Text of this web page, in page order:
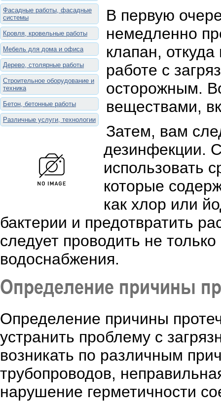
Фасадные работы, фасадные
системы
Кровля, кровельные работы
Мебель для дома и офиса
Дерево, столярные работы
Строительное оборудование и
техника
Бетон, бетонные работы
Различные услуги, технологии
В первую
немедленно
клапан,
работе с
осторожным.
веществами,
Затем, вам
дезинфекции.
использовать
которые
как хлор или
бактерии и предотвратить
следует проводить не
водоснабжения.
Определение причины
Определение причины
устранить проблему с
возникать по различным
трубопроводов,
нарушение герметичности